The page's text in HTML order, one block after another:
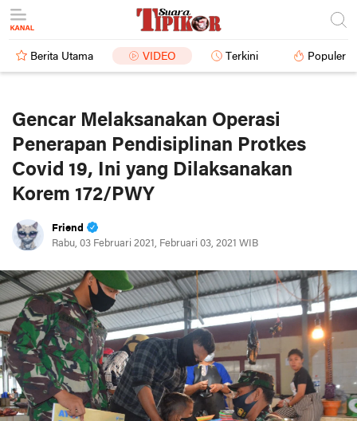
Berita Utama VIDEO Terkini Populer
Gencar Melaksanakan Operasi
Penerapan Pendisiplinan Protkes
Covid 19, Ini yang Dilaksanakan
Korem 172/PWY
Friend
Rabu, 03 Februari 2021, Februari 03, 2021 WIB